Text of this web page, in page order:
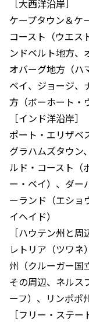
［大西洋沿岸］
ケープタウン＆ケ
コースト（ウエス
ンドベルト地方、
オバーグ地方（ハ
ベイ、ジョージ、
方（ボーホート・
［インド洋沿岸］
ポート・エリザベ
グラハムズタウン
ルド・コースト（
ー・ベイ）、ダー
ーランド（エショ
イヘイド）
［ハウテン州と周
レトリア（ツワネ
州（クルーガー国
その周辺、ネルス
ーフ）、リンポポ
［フリー・ステー